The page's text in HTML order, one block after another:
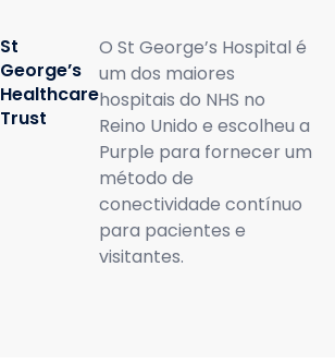
St
George’s
Healthcare
Trust
O St George’s Hospital é
um dos maiores
hospitais do NHS no
Reino Unido e escolheu a
Purple para fornecer um
método de
conectividade contínuo
para pacientes e
visitantes.